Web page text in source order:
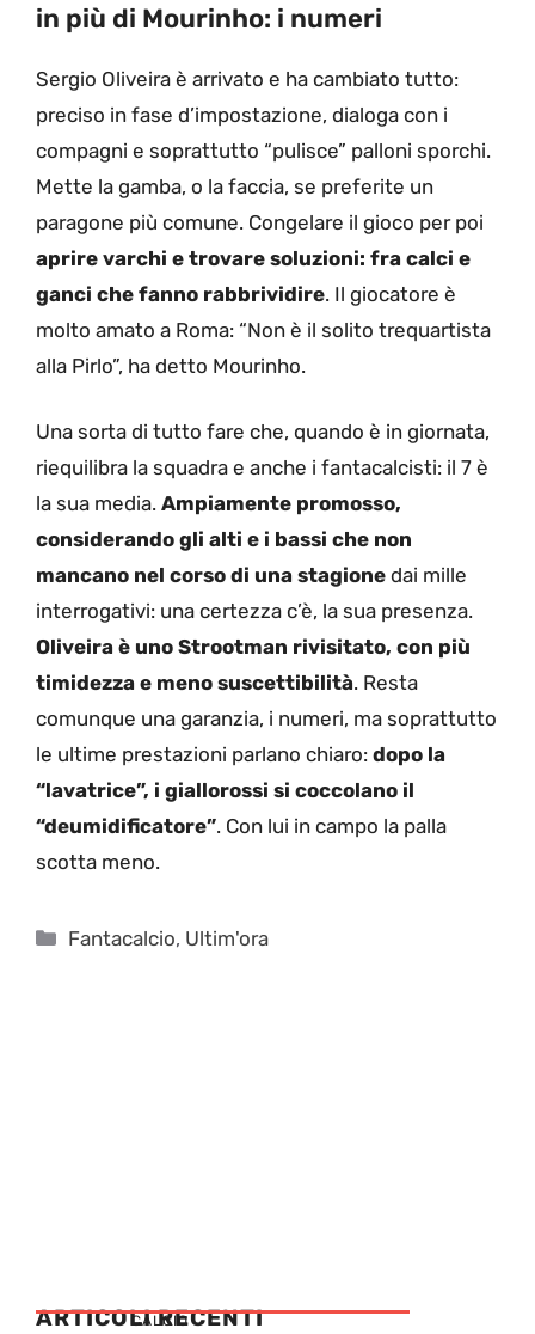
in più di Mourinho: i numeri
Sergio Oliveira è arrivato e ha cambiato tutto:
preciso in fase d’impostazione, dialoga con i
compagni e soprattutto “pulisce” palloni sporchi.
Mette la gamba, o la faccia, se preferite un
paragone più comune. Congelare il gioco per poi
aprire varchi e trovare soluzioni: fra calci e
ganci che fanno rabbrividire. Il giocatore è
molto amato a Roma: “Non è il solito trequartista
alla Pirlo”, ha detto Mourinho.
Una sorta di tutto fare che, quando è in giornata,
riequilibra la squadra e anche i fantacalcisti: il 7 è
la sua media. Ampiamente promosso,
considerando gli alti e i bassi che non
mancano nel corso di una stagione dai mille
interrogativi: una certezza c’è, la sua presenza.
Oliveira è uno Strootman rivisitato, con più
timidezza e meno suscettibilità. Resta
comunque una garanzia, i numeri, ma soprattutto
le ultime prestazioni parlano chiaro: dopo la
“lavatrice”, i giallorossi si coccolano il
“deumidificatore”. Con lui in campo la palla
scotta meno.
Categorie
Fantacalcio, Ultim'ora
ARTICOLI RECENTI
CALCIO